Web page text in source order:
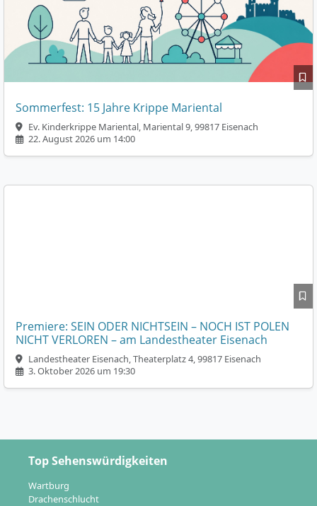
Sommerfest: 15 Jahre Krippe Mariental
Ev. Kinderkrippe Mariental, Mariental 9, 99817 Eisenach
22. August 2026 um 14:00
Premiere: SEIN ODER NICHTSEIN – NOCH IST POLEN
NICHT VERLOREN – am Landestheater Eisenach
Landestheater Eisenach, Theaterplatz 4, 99817 Eisenach
3. Oktober 2026 um 19:30
Top Sehenswürdigkeiten
Wartburg
Drachenschlucht